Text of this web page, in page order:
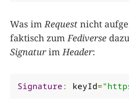
Was im Request nicht
faktisch zum Fediverse
Signaturim Header:
Signature: keyId=